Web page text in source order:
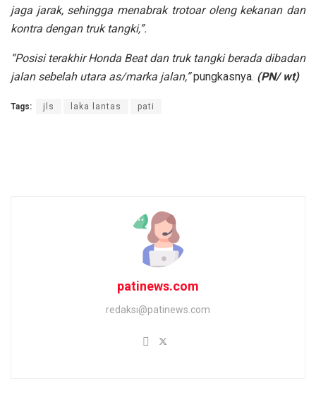
jaga jarak, sehingga menabrak trotoar oleng kekanan dan
kontra dengan truk tangki,”.
“Posisi terakhir Honda Beat dan truk tangki berada dibadan
jalan sebelah utara as/marka jalan,”pungkasnya. (PN/ wt)
Tags: jls laka lantas pati
patinews.com
redaksi@patinews.com